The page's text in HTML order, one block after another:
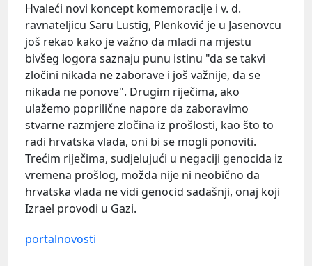
Hvaleći novi koncept komemoracije i v. d.
ravnateljicu Saru Lustig, Plenković je u Jasenovcu
još rekao kako je važno da mladi na mjestu
bivšeg logora saznaju punu istinu "da se takvi
zločini nikada ne zaborave i još važnije, da se
nikada ne ponove". Drugim riječima, ako
ulažemo poprilične napore da zaboravimo
stvarne razmjere zločina iz prošlosti, kao što to
radi hrvatska vlada, oni bi se mogli ponoviti.
Trećim riječima, sudjelujući u negaciji genocida iz
vremena prošlog, možda nije ni neobično da
hrvatska vlada ne vidi genocid sadašnji, onaj koji
Izrael provodi u Gazi.
portalnovosti